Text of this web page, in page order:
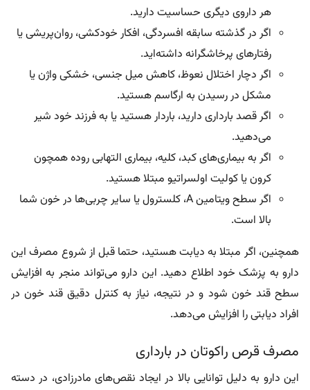
هر داروی دیگری حساسیت دارید.
اگر در گذشته سابقه افسردگی، افکار خودکشی، روان‌پریشی یا
رفتارهای پرخاشگرانه داشته‌اید.
اگر دچار اختلال نعوظ، کاهش میل جنسی، خشکی واژن یا
مشکل در رسیدن به ارگاسم هستید.
اگر قصد بارداری دارید، باردار هستید یا به فرزند خود شیر
می‌دهید.
اگر به بیماری‌های کبد، کلیه، بیماری التهابی روده همچون
کرون یا کولیت اولسراتیو مبتلا هستید.
اگر سطح ویتامین A، کلسترول یا سایر چربی‌ها در خون شما
بالا است.
همچنین، اگر مبتلا به دیابت هستید، حتما قبل از شروع مصرف این
دارو به پزشک خود اطلاع دهید. این دارو می‌تواند منجر به افزایش
سطح قند خون شود و در نتیجه، نیاز به کنترل دقیق قند خون در
افراد دیابتی را افزایش می‌دهد.
مصرف قرص راکوتان در بارداری
این دارو به دلیل توانایی بالا در ایجاد نقص‌های مادرزادی، در دسته